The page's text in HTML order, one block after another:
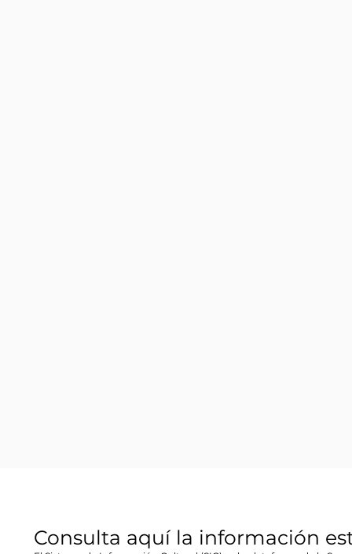
Consulta aquí la información